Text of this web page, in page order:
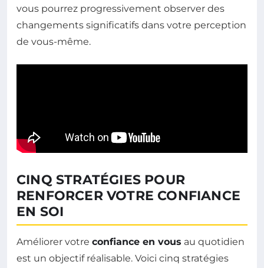
vous pourrez progressivement observer des
changements significatifs dans votre perception
de vous-même.
CINQ STRATÉGIES POUR
RENFORCER VOTRE CONFIANCE
EN SOI
Améliorer votre confiance en vous au quotidien
est un objectif réalisable. Voici cinq stratégies